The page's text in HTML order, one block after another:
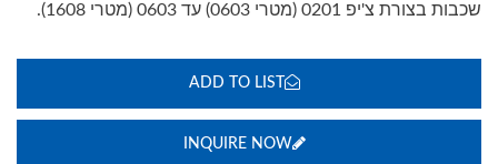
שכבות בצורת צ'יפ 0201 (מטרי 0603) עד 0603 (מטרי 1608).
ADD TO LIST
INQUIRE NOW